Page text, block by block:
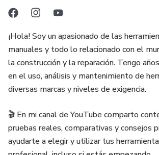
Tipos de electrodos y cuál usar según el
Cómo preparar y unir metales de forma
Técnicas para realizar cordones de
fuertes y estéticos
Prácticas comunes, errores típicos y cómo
Consejos de seguridad esenciales para
¡Hola! Soy un apasionado de las
manuales y todo lo relacionado con el
la construcción y la reparación. Tengo
en el uso, análisis y mantenimiento de
diversas marcas y niveles de exigencia.
🎬 En mi canal de YouTube comparto
pruebas reales, comparativas y consejos
ayudarte a elegir y utilizar tus